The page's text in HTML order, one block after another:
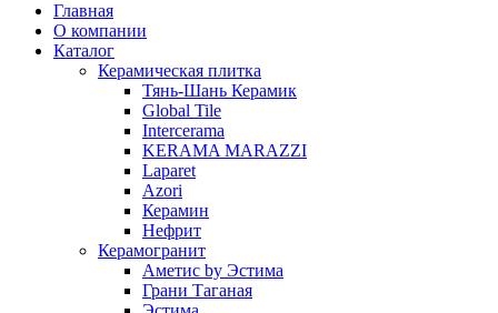
Главная
О компании
Каталог
Керамическая плитка
Тянь-Шань Керамик
Global Tile
Intercerama
KERAMA MARAZZI
Laparet
Аzori
Керамин
Нефрит
Керамогранит
Аметис by Эстима
Грани Таганая